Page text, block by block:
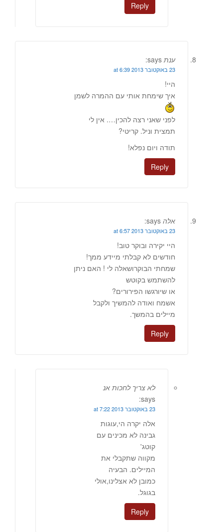
Reply
ענת says:
23 באוקטובר 2013 at 6:39
היי!
איך שימחת אותי עם ההמרה לשמן
לפני שאני רצה להכין…. אין לי
תמצית וניל. קריטי?
תודה ויום נפלא!
Reply
אלה says:
23 באוקטובר 2013 at 6:57
היי יקירה ובוקר טוב!
חודשים לא קבלתי מיידע ממך!
שמחתי הבוקרושאלה לי ! האם ניתן
להשתמש בקוטש
או שיורגשו הפירורים?
אשמח ואודה להמשיך ולקבל
מיילים בהמשך.
Reply
לא צריך לחכות אנ
says:
23 באוקטובר 2013 at 7:22
אלה יקרה הי,עוגות
גבינה לא מכינים עם
קוטג'
מקווה שתקבלי את
המיילים. הבעיה
כמובן לא אצלינו,אולי
בגוגל.
Reply